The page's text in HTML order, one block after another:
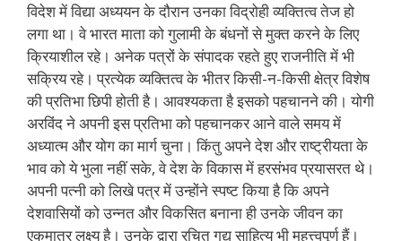
विदेश में विद्या अध्ययन के दौरान उनका विद्रोही व्यक्तित्व तेज हो
लगा था। वे भारत माता को गुलामी के बंधनों से मुक्त करने के लिए
क्रियाशील रहे। अनेक पत्रों के संपादक रहते हुए राजनीति में भी
सक्रिय रहे। प्रत्येक व्यक्तित्व के भीतर किसी-न-किसी क्षेत्र विशेष
की प्रतिभा छिपी होती है। आवश्यकता है इसको पहचानने की। योगी
अरविंद ने अपनी इस प्रतिभा को पहचानकर आने वाले समय में
अध्यात्म और योग का मार्ग चुना। किंतु अपने देश और राष्ट्रीयता के
भाव को ये भुला नहीं सके, वे देश के विकास में हरसंभव प्रयासरत थे।
अपनी पत्नी को लिखे पत्र में उन्होंने स्पष्ट किया है कि अपने
देशवासियों को उन्नत और विकसित बनाना ही उनके जीवन का
एकमात्र लक्ष्य है। उनके द्वारा रचित गद्य साहित्य भी महत्त्वपूर्ण हैं।